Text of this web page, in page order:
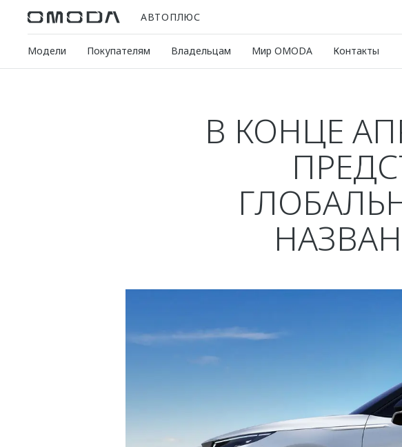
АВТОПЛЮС
Модели Покупателям Владельцам Мир OMODA Контакты
В КОНЦЕ